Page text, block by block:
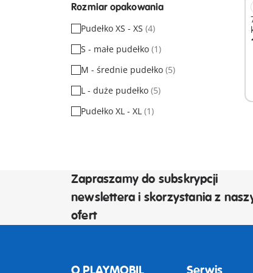
Rozmiar opakowania
Pudełko XS - XS (4)
S - małe pudełko (1)
M - średnie pudełko (5)
L - duże pudełko (5)
Pudełko XL - XL (1)
Zapraszamy do subskrypcji
newslettera i skorzystania z
ofert